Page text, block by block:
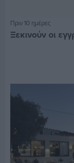
Πριν 10 ημέρες
Ξεκινούν οι